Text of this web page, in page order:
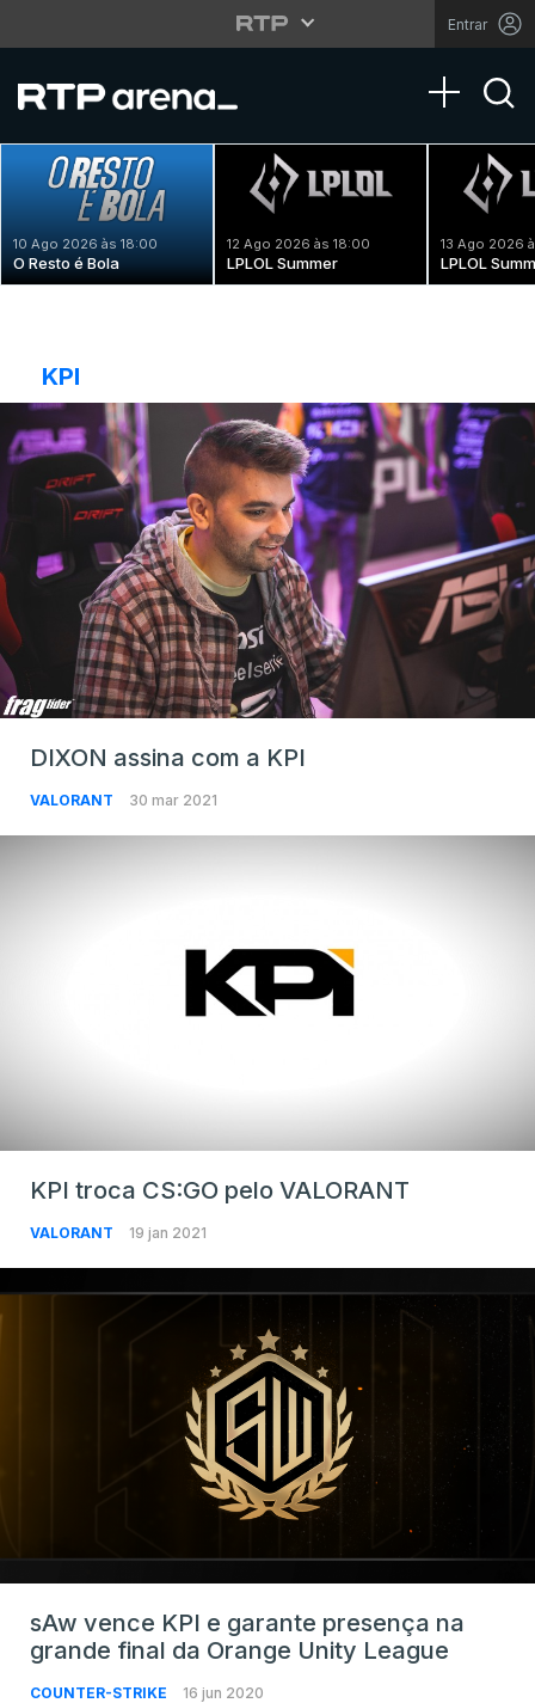
Entrar
Toggle
10 Ago 2026 às 18:00
O Resto é Bola
12 Ago 2026 às 18:00
LPLOL Summer
13 Ago 2026
LPLOL
KPI
DIXON assina com a KPI
VALORANT 30 mar 2021
KPI troca CS:GO pelo VALORANT
VALORANT 19 jan 2021
sAw vence KPI e garante presença na
grande final da Orange Unity League
COUNTER-STRIKE 16 jun 2020